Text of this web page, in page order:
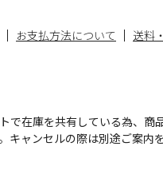
お支払方法について
送料
で在庫を共有している為、商
キャンセルの際は別途ご案内